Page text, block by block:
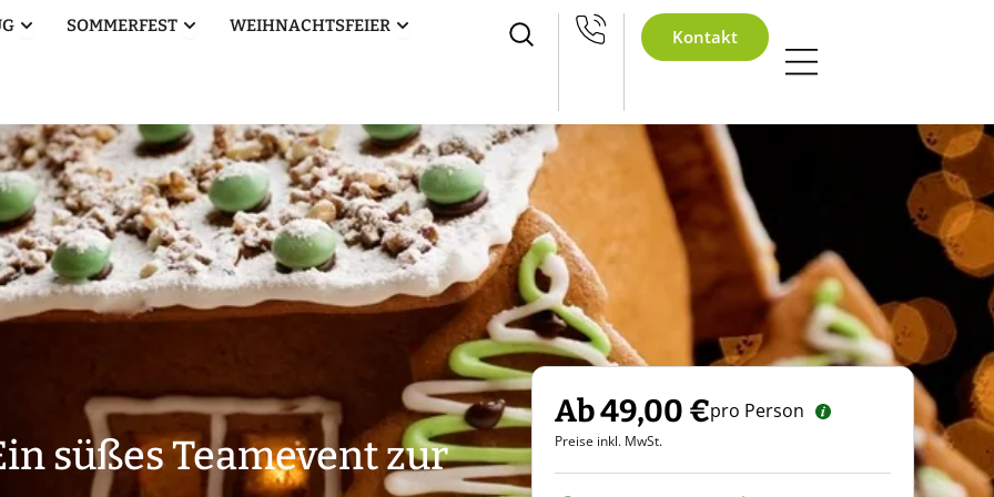
Öffne Betriebsausflug
SOMMERFEST Öffne Sommerfest
WEIHNACHTSFEIER Öffne Weihnachtsfeier
Kontakt
süßes Teamevent zur
Ab 49,00 €pro Person
Preise inkl. MwSt.